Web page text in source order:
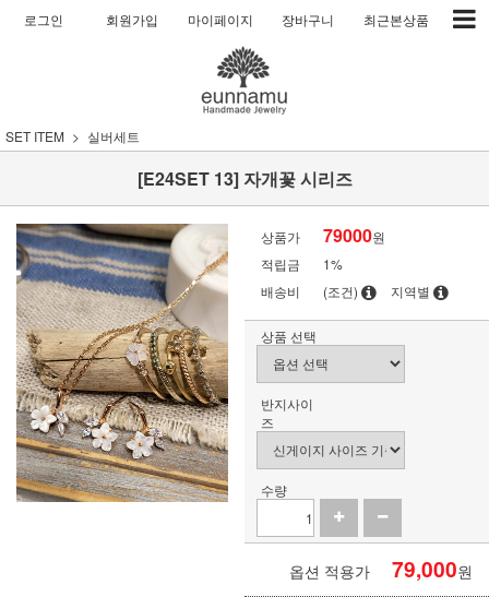
로그인 회원가입 마이페이지 장바구니 최근본상품
SET ITEM 실버세트
[E24SET 13] 자개꽃 시리즈
상품가 79000원
적립금
1%
배송비
(조건) 지역별
상품 선택
반지사이
즈
수량
옵션 적용가 79,000원